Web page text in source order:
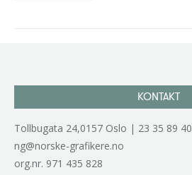
KONTAKT
Tollbugata 24,0157 Oslo | 23 35 89 40
ng@norske-grafikere.no
org.nr. 971 435 828